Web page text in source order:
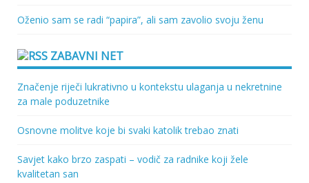
Oženio sam se radi “papira”, ali sam zavolio svoju ženu
ZABAVNI NET
Značenje riječi lukrativno u kontekstu ulaganja u nekretnine
za male poduzetnike
Osnovne molitve koje bi svaki katolik trebao znati
Savjet kako brzo zaspati – vodič za radnike koji žele
kvalitetan san